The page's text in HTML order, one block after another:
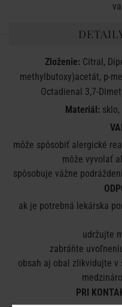
Zloženie:Citral,
methylbutoxy)acetát, p-
Octadienal 3,7-
Materiál:sklo,
môže spôsobiť alergické
môže vyvolať
spôsobuje vážne
ak je potrebná lekárska
udržujte
zabráňte
obsah aj obal zlikvidujte v
PRI